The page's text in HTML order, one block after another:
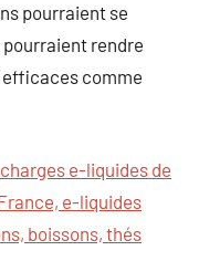
pourraient se
rendre
comme
e-liquides de
e-liquides
boissons, thés